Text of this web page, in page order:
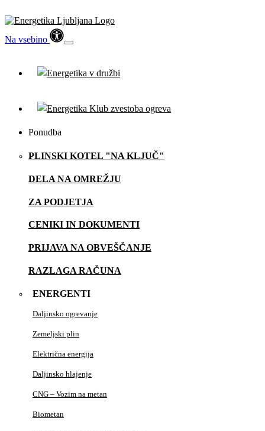
Na vsebino
Ponudba
PLINSKI KOTEL "NA KLJUČ"
DELA NA OMREŽJU
ZA PODJETJA
CENIKI IN DOKUMENTI
PRIJAVA NA OBVEŠČANJE
RAZLAGA RAČUNA
ENERGENTI
Daljinsko ogrevanje
Zemeljski plin
Električna energija
Daljinsko hlajenje
CNG – Vozim na metan
Biometan